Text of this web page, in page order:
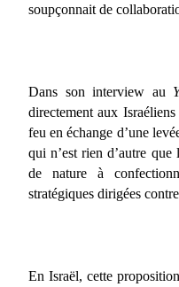
soupçonnait de
Dans son interview au
directement aux
feu en échange d’une
qui n’est rien d’autre
de nature à
stratégiques dirigées
En Israël, cette